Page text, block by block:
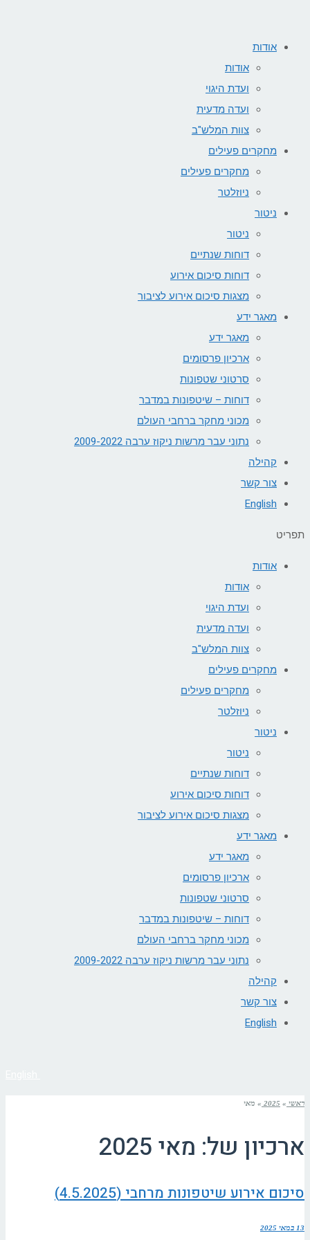
אודות
אודות
ועדת היגוי
ועדה מדעית
צוות המלש"ב
מחקרים פעילים
מחקרים פעילים
ניוזלטר
ניטור
ניטור
דוחות שנתיים
דוחות סיכום אירוע
מצגות סיכום אירוע לציבור
מאגר ידע
מאגר ידע
ארכיון פרסומים
סרטוני שטפונות
דוחות – שיטפונות במדבר
מכוני מחקר ברחבי העולם
נתוני עבר מרשות ניקוז ערבה 2009-2022
קהילה
צור קשר
English
תפריט
אודות
אודות
ועדת היגוי
ועדה מדעית
צוות המלש"ב
מחקרים פעילים
מחקרים פעילים
ניוזלטר
ניטור
ניטור
דוחות שנתיים
דוחות סיכום אירוע
מצגות סיכום אירוע לציבור
מאגר ידע
מאגר ידע
ארכיון פרסומים
סרטוני שטפונות
דוחות – שיטפונות במדבר
מכוני מחקר ברחבי העולם
נתוני עבר מרשות ניקוז ערבה 2009-2022
קהילה
צור קשר
English
ראשי »
2025
» מאי
ארכיון של: מאי 2025
סיכום אירוע שיטפונות מרחבי (4.5.2025)
13 במאי 2025